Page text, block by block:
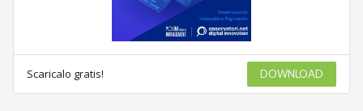
Scaricalo gratis! DOWNLOAD